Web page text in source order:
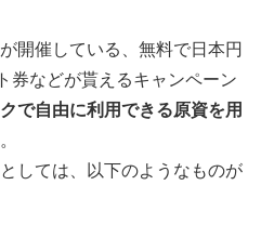
開催している、無料で日本円
券などが貰えるキャンペーン
で自由に利用できる原資を用
しては、以下のようなものが